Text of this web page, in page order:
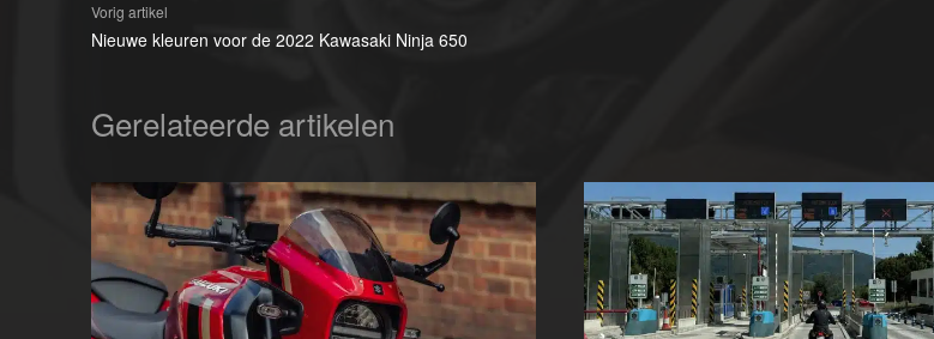
Vorig artikel
Nieuwe kleuren voor de 2022 Kawasaki Ninja 650
Gerelateerde artikelen